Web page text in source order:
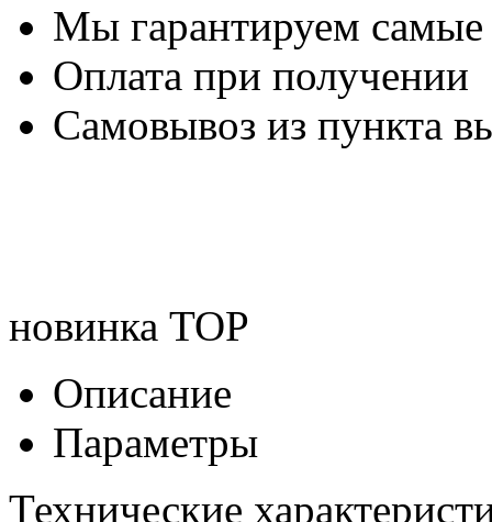
Мы гарантируем
Оплата при получении
Самовывоз из пункта
новинка TOP
Описание
Параметры
Технические